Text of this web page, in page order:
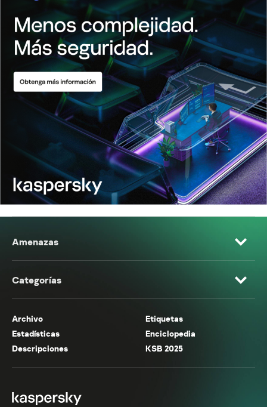
Amenazas
Categorías
Archivo
Etiquetas
Estadísticas
Enciclopedia
Descripciones
KSB 2025